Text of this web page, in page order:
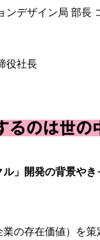
ンデザイン局 部長
役社長
のは世の
」開発の背景やき
の存在価値）を